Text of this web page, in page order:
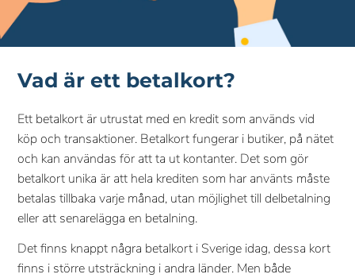
Vad är ett betalkort?
Ett betalkort är utrustat med en kredit som används vid
köp och transaktioner. Betalkort fungerar i butiker, på nätet
och kan användas för att ta ut kontanter. Det som gör
betalkort unika är att hela krediten som har använts måste
betalas tillbaka varje månad, utan möjlighet till delbetalning
eller att senarelägga en betalning.
Det finns knappt några betalkort i Sverige idag, dessa kort
finns i större utsträckning i andra länder. Men både